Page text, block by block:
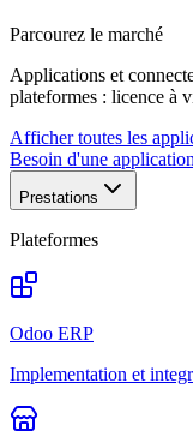
Parcourez le marché
Applications et
plateformes : licence à
Afficher toutes les
Besoin d'une
Prestations
Plateformes
Odoo ERP
Implementation et